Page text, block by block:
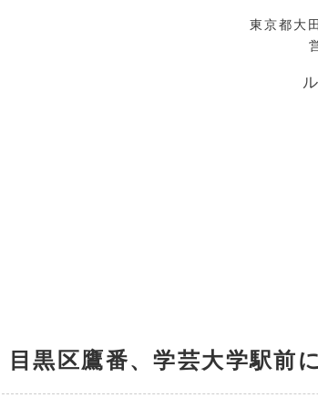
東京都大
目黒区鷹番、学芸大学駅前